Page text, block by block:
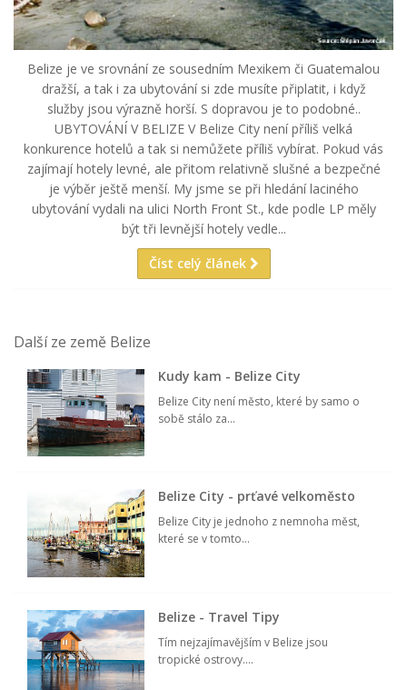
Belize je ve srovnání ze sousedním Mexikem či Guatemalou
dražší, a tak i za ubytování si zde musíte připlatit, i když
služby jsou výrazně horší. S dopravou je to podobné..
UBYTOVÁNÍ V BELIZE V Belize City není příliš velká
konkurence hotelů a tak si nemůžete příliš vybírat. Pokud vás
zajímají hotely levné, ale přitom relativně slušné a bezpečné
je výběr ještě menší. My jsme se při hledání laciného
ubytování vydali na ulici North Front St., kde podle LP měly
být tři levnější hotely vedle...
Číst celý článek
Další ze země Belize
Kudy kam - Belize City
Belize City není město, které by samo o
sobě stálo za...
Belize City - prťavé velkoměsto
Belize City je jednoho z nemnoha měst,
které se v tomto...
Belize - Travel Tipy
Tím nejzajímavějším v Belize jsou
tropické ostrovy....